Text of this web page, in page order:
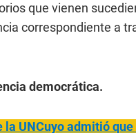
que vienen
correspondiente a
democrática.
la UNCuyo admitió